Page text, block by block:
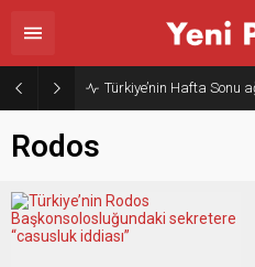
Türkiye’nin Hafta Sonu
Rodos